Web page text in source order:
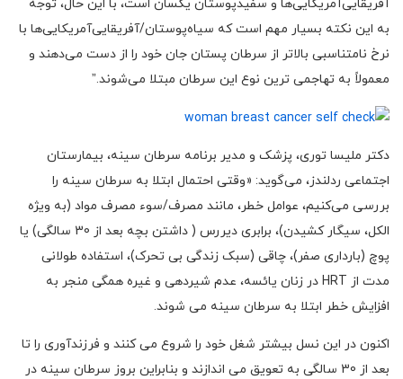
آفریقایی‌آمریکایی‌ها و سفیدپوستان یکسان است، با این حال، توجه
به این نکته بسیار مهم است که سیاه‌پوستان/آفریقایی‌آمریکایی‌ها با
نرخ نامتناسبی بالاتر از سرطان پستان جان خود را از دست می‌دهند و
معمولاً به تهاجمی ترین نوع این سرطان مبتلا می‌شوند.”
دکتر ملیسا توری، پزشک و مدیر برنامه سرطان سینه، بیمارستان
اجتماعی ردلندز، می‌گوید: «وقتی احتمال ابتلا به سرطان سینه را
بررسی می‌کنیم، عوامل خطر، مانند مصرف/سوء مصرف مواد (به ویژه
الکل، سیگار کشیدن)، برابری دیررس ( داشتن بچه بعد از 30 سالگی) یا
پوچ (بارداری صفر)، چاقی (سبک زندگی بی تحرک)، استفاده طولانی
مدت از HRT در زنان یائسه، عدم شیردهی و غیره همگی منجر به
افزایش خطر ابتلا به سرطان سینه می شوند.
اکنون در این نسل بیشتر شغل خود را شروع می کنند و فرزندآوری را تا
بعد از 30 سالگی به تعویق می اندازند و بنابراین بروز سرطان سینه در